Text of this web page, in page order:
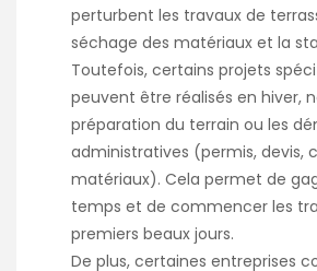
perturbent les travaux de
séchage des matériaux et la
Toutefois, certains projets
peuvent être réalisés en hiver,
préparation du terrain ou les
administratives (permis, devis,
matériaux). Cela permet de
temps et de commencer les
premiers beaux jours.
De plus, certaines entreprises